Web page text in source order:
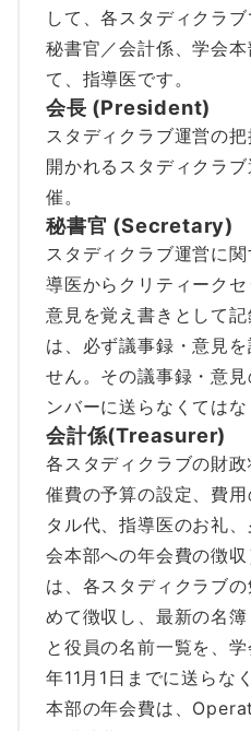
して、各スタディクラ
秘書官／会計係、学会
て、指導医です。
会長 (President)
スタディクラブ運営の
開かれるスタディクラ
催。
秘書官 (Secretary)
スタディクラブ運営に
導医からクリティーク
意見を覚え書きとして
は、必ず議事録・意見
せん。その議事録・意
ンバーに送らなくてはな
会計係(Treasurer)
各スタディクラブの財
催費の予算の設定、費
タル代、指導医のお礼
会本部への年会費の徴
は、各スタディクラブ
めて徴収し、最新の名簿
と役員の名前一覧を、
年11月1日までに送らな
本部の年会費は、